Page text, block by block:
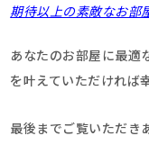
期待以上の素敵なお部
あなたのお部屋に最適
を叶えていただければ
最後までご覧いただき